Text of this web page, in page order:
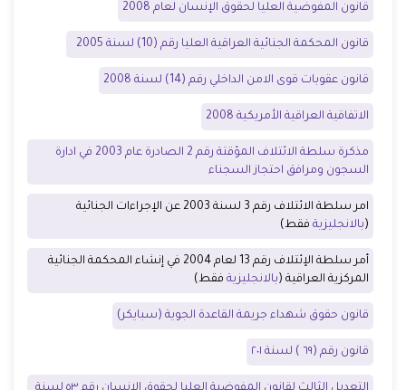
قانون المفوضية العليا لحقوق الإنسان لعام 2008
قانون المحكمة الجنائية العراقية العليا رقم (10) لسنة 2005
قانون عقوبات قوى الامن الداخلي رقم (14) لسنة 2008
الاتفاقية العراقية الأمريكية 2008
مذكرة سلطة الائتلاف المؤقتة رقم 2 الصادرة عام 2003 في ادارة
السجون ومرافق احتجاز السجناء
امر سلطة الائتلاف رقم 3 لسنة 2003 عن الإجراءات الجنائية
(بالانجليزية فقط)
أمر سلطة الإئتلاف رقم 13 لعام 2004 في إنشاء المحكمة الجنائية
المركزية العراقية (بالانجليزية فقط)
قانون حقوق شهداء جريمة القاعدة الجوية (سبايكر)
قانون رقم (٦٩ ) لسنة ٢٠١